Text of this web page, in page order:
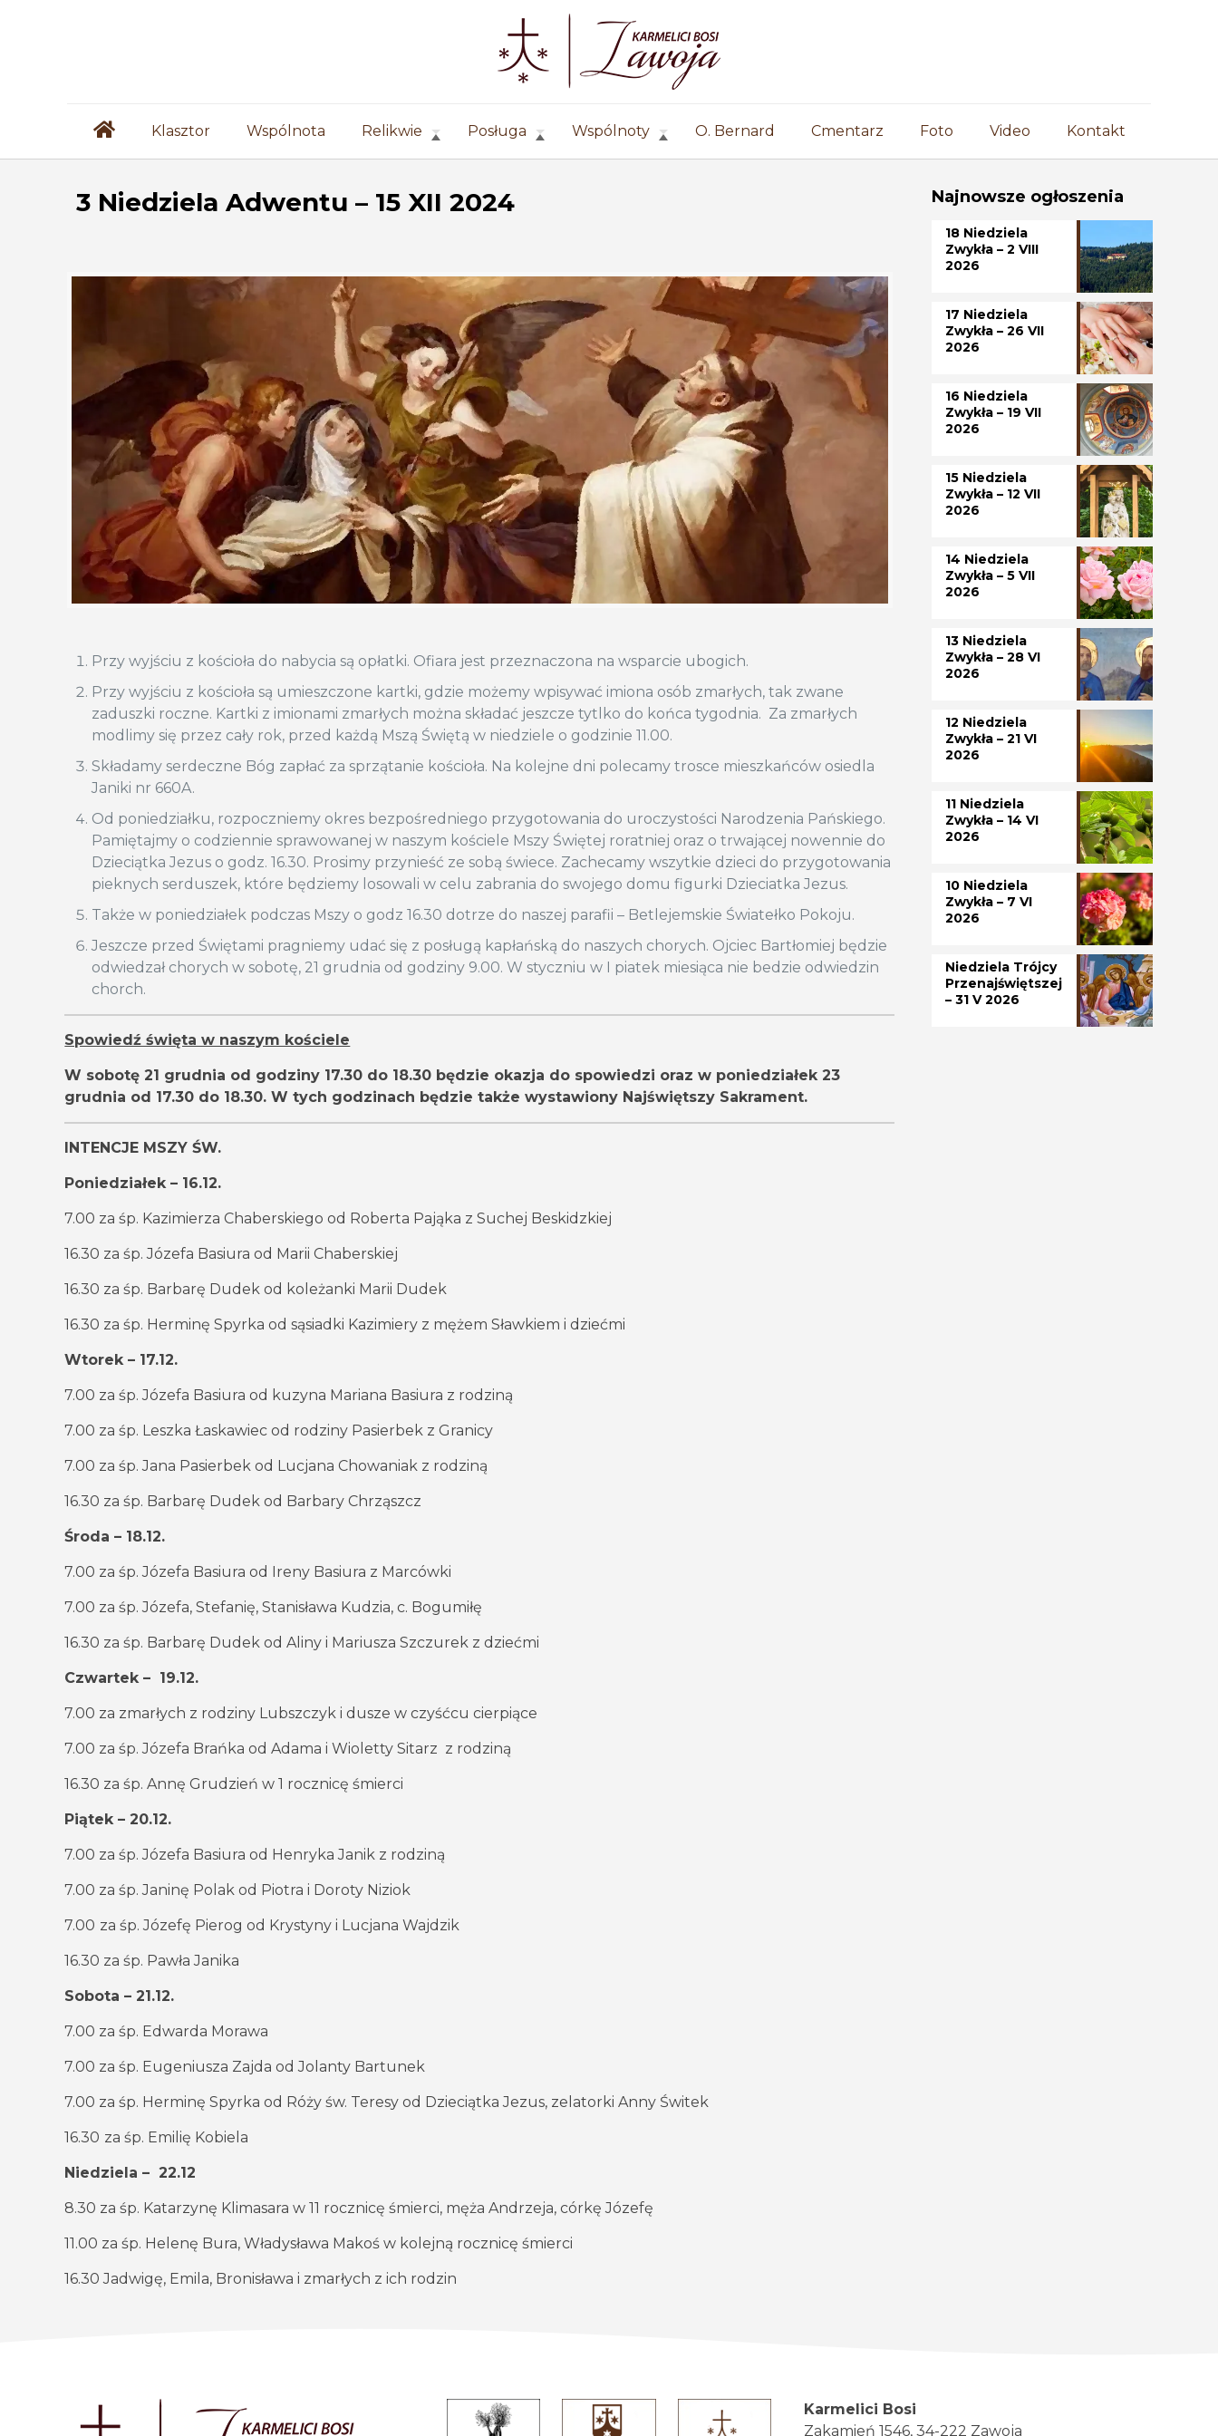
Klasztor Wspólnota Relikwie Posługa Wspólnoty O. Bernard Cmentarz Foto Video Kontakt
3 Niedziela Adwentu – 15 XII 2024
Przy wyjściu z kościoła do nabycia są opłatki. Ofiara jest przeznaczona na wsparcie ubogich.
Przy wyjściu z kościoła są umieszczone kartki, gdzie możemy wpisywać imiona osób zmarłych, tak zwane
zaduszki roczne. Kartki z imionami zmarłych można składać jeszcze tytlko do końca tygodnia. Za zmarłych
modlimy się przez cały rok, przed każdą Mszą Świętą w niedziele o godzinie 11.00.
Składamy serdeczne Bóg zapłać za sprzątanie kościoła. Na kolejne dni polecamy trosce mieszkańców osiedla
Janiki nr 660A.
Od poniedziałku, rozpoczniemy okres bezpośredniego przygotowania do uroczystości Narodzenia Pańskiego.
Pamiętajmy o codziennie sprawowanej w naszym kościele Mszy Świętej roratniej oraz o trwającej nowennie do
Dzieciątka Jezus o godz. 16.30. Prosimy przynieść ze sobą świece. Zachecamy wszytkie dzieci do przygotowania
pieknych serduszek, które będziemy losowali w celu zabrania do swojego domu figurki Dzieciatka Jezus.
Także w poniedziałek podczas Mszy o godz 16.30 dotrze do naszej parafii – Betlejemskie Światełko Pokoju.
Jeszcze przed Świętami pragniemy udać się z posługą kapłańską do naszych chorych. Ojciec Bartłomiej będzie
odwiedzał chorych w sobotę, 21 grudnia od godziny 9.00. W styczniu w I piatek miesiąca nie bedzie odwiedzin
chorch.
Spowiedź święta w naszym kościele
W sobotę 21 grudnia od godziny 17.30 do 18.30 będzie okazja do spowiedzi oraz w poniedziałek 23
grudnia od 17.30 do 18.30. W tych godzinach będzie także wystawiony Najświętszy Sakrament.
INTENCJE MSZY ŚW.
Poniedziałek – 16.12.
7.00 za śp. Kazimierza Chaberskiego od Roberta Pająka z Suchej Beskidzkiej
16.30 za śp. Józefa Basiura od Marii Chaberskiej
16.30 za śp. Barbarę Dudek od koleżanki Marii Dudek
16.30 za śp. Herminę Spyrka od sąsiadki Kazimiery z mężem Sławkiem i dziećmi
Wtorek – 17.12.
7.00 za śp. Józefa Basiura od kuzyna Mariana Basiura z rodziną
7.00 za śp. Leszka Łaskawiec od rodziny Pasierbek z Granicy
7.00 za śp. Jana Pasierbek od Lucjana Chowaniak z rodziną
16.30 za śp. Barbarę Dudek od Barbary Chrząszcz
Środa – 18.12.
7.00 za śp. Józefa Basiura od Ireny Basiura z Marcówki
7.00 za śp. Józefa, Stefanię, Stanisława Kudzia, c. Bogumiłę
16.30 za śp. Barbarę Dudek od Aliny i Mariusza Szczurek z dziećmi
Czwartek – 19.12.
7.00 za zmarłych z rodziny Lubszczyk i dusze w czyśćcu cierpiące
7.00 za śp. Józefa Brańka od Adama i Wioletty Sitarz z rodziną
16.30 za śp. Annę Grudzień w 1 rocznicę śmierci
Piątek – 20.12.
7.00 za śp. Józefa Basiura od Henryka Janik z rodziną
7.00 za śp. Janinę Polak od Piotra i Doroty Niziok
7.00 za śp. Józefę Pierog od Krystyny i Lucjana Wajdzik
16.30 za śp. Pawła Janika
Sobota – 21.12.
7.00 za śp. Edwarda Morawa
7.00 za śp. Eugeniusza Zajda od Jolanty Bartunek
7.00 za śp. Herminę Spyrka od Róży św. Teresy od Dzieciątka Jezus, zelatorki Anny Świtek
16.30 za śp. Emilię Kobiela
Niedziela – 22.12
8.30 za śp. Katarzynę Klimasara w 11 rocznicę śmierci, męża Andrzeja, córkę Józefę
11.00 za śp. Helenę Bura, Władysława Makoś w kolejną rocznicę śmierci
16.30 Jadwigę, Emila, Bronisława i zmarłych z ich rodzin
Najnowsze ogłoszenia
18 Niedziela
Zwykła – 2 VIII
2026
17 Niedziela
Zwykła – 26 VII
2026
16 Niedziela
Zwykła – 19 VII
2026
15 Niedziela
Zwykła – 12 VII
2026
14 Niedziela
Zwykła – 5 VII
2026
13 Niedziela
Zwykła – 28 VI
2026
12 Niedziela
Zwykła – 21 VI
2026
11 Niedziela
Zwykła – 14 VI
2026
10 Niedziela
Zwykła – 7 VI
2026
Niedziela Trójcy
Przenajświętszej
– 31 V 2026
Karmelici Bosi
Zakamień 1546, 34-222 Zawoja